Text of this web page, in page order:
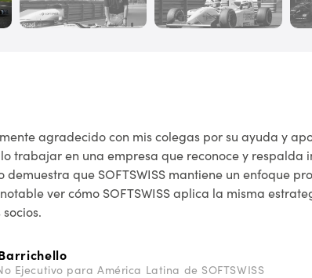
agradecido con mis colegas por su ayuda y
trabajar en una empresa que reconoce y respalda
demuestra que SOFTSWISS mantiene un enfoque
ver cómo SOFTSWISS aplica la misma
Ejecutivo para América Latina de SOFTSWISS